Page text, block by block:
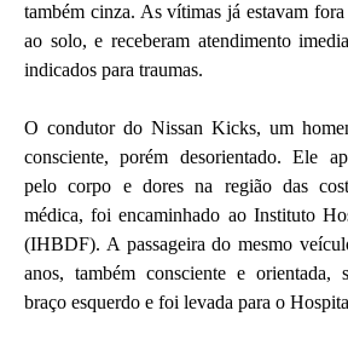
também cinza. As vítimas já estavam
ao solo, e receberam atendimento
indicados para traumas.
O condutor do Nissan Kicks, um
consciente, porém desorientado. Ele
pelo corpo e dores na região das
médica, foi encaminhado ao Instituto
(IHBDF). A passageira do mesmo
anos, também consciente e orientada,
braço esquerdo e foi levada para o